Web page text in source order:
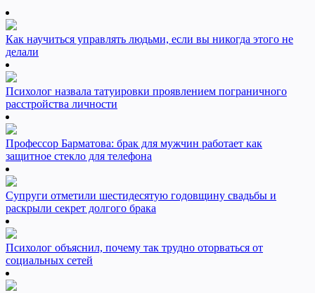
Как научиться управлять людьми, если вы никогда этого не
делали
Психолог назвала татуировки проявлением пограничного
расстройства личности
Профессор Барматова: брак для мужчин работает как
защитное стекло для телефона
Супруги отметили шестидесятую годовщину свадьбы и
раскрыли секрет долгого брака
Психолог объяснил, почему так трудно оторваться от
социальных сетей